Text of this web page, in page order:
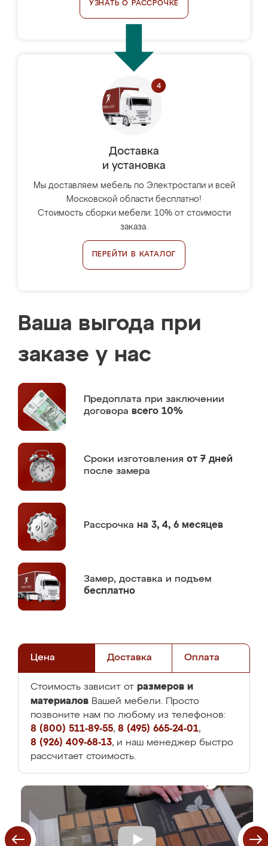
УЗНАТЬ О РАССРОЧКЕ
Доставка
и установка
Мы доставляем мебель по Электростали и всей
Московской области бесплатно!
Стоимость сборки мебели: 10% от стоимости
заказа.
ПЕРЕЙТИ В КАТАЛОГ
Ваша выгода при
заказе у нас
Предоплата при заключении
договора всего 10%
Сроки изготовления от 7 дней
после замера
Рассрочка на 3, 4, 6 месяцев
Замер, доставка и подъем
бесплатно
Цена Доставка Оплата
Стоимость зависит от размеров и
материалов Вашей мебели. Просто
позвоните нам по любому из телефонов:
8 (800) 511-89-55, 8 (495) 665-24-01,
8 (926) 409-68-13, и наш менеджер быстро
рассчитает стоимость.